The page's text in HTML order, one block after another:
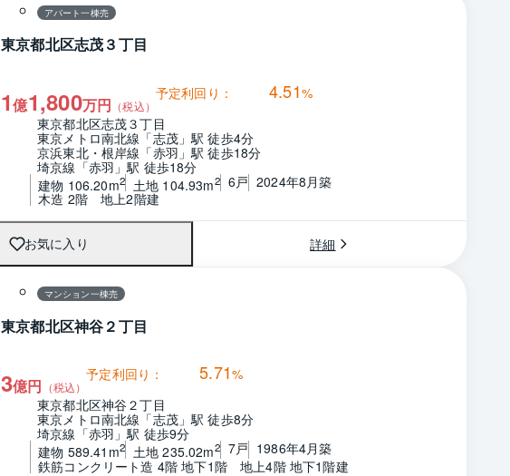
アパート一棟売
東京都北区志茂３丁目
1億1,800万円 （税込）
予定利回り： 4.51%
東京都北区志茂３丁目
東京メトロ南北線「志茂」駅 徒歩4分
京浜東北・根岸線「赤羽」駅 徒歩18分
埼京線「赤羽」駅 徒歩18分
建物 106.20m2 土地 104.93m2 6戸 2024年8月築
木造 2階　地上2階建
お気に入り 詳細
マンション一棟売
東京都北区神谷２丁目
3億円 （税込）
予定利回り： 5.71%
東京都北区神谷２丁目
東京メトロ南北線「志茂」駅 徒歩8分
埼京線「赤羽」駅 徒歩9分
建物 589.41m2 土地 235.02m2 7戸 1986年4月築
鉄筋コンクリート造 4階 地下1階　地上4階 地下1階建